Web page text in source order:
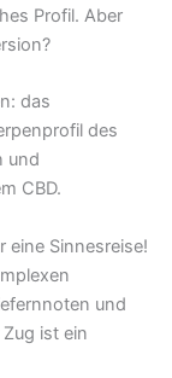
Profil. Aber
das
des
und
CBD.
eine Sinnesreise!
und
ist ein